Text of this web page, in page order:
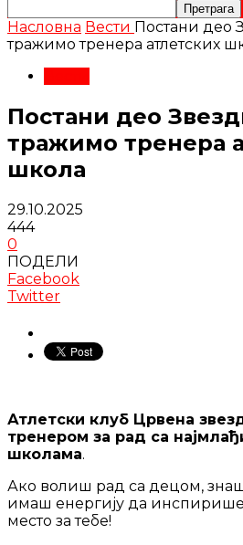
Насловна Вести Постани део
тражимо тренера атлетских
Постани део
тражимо тренера
школа
29.10.2025
444
0
ПОДЕЛИ
Facebook
Twitter
Атлетски клуб Црвена
тренером за рад са
школама.
Ако волиш рад са децом,
имаш енергију да инспирише
место за тебе!